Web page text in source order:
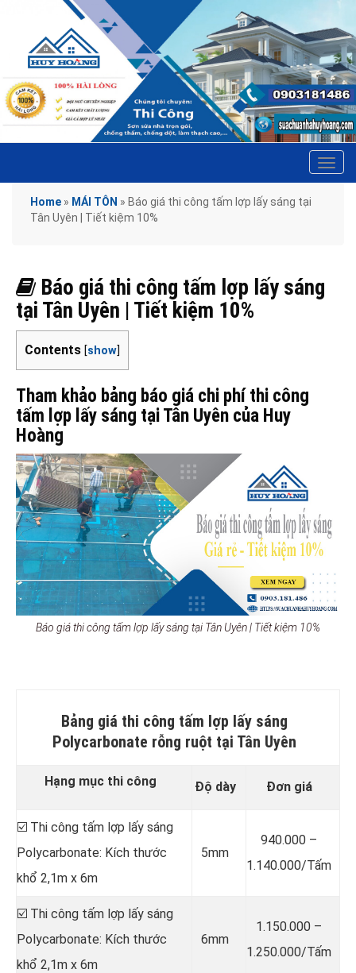
Home » MÁI TÔN » Báo giá thi công tấm lợp lấy sáng tại
Tân Uyên | Tiết kiệm 10%
Báo giá thi công tấm lợp lấy sáng
tại Tân Uyên | Tiết kiệm 10%
Contents [show]
Tham khảo bảng báo giá chi phí thi công
tấm lợp lấy sáng tại Tân Uyên của Huy
Hoàng
Báo giá thi công tấm lợp lấy sáng tại Tân Uyên | Tiết kiệm 10%
Bảng giá thi công tấm lợp lấy sáng
Polycarbonate rỗng ruột tại Tân Uyên
Hạng mục thi công Độ dày Đơn giá
☑️ Thi công tấm lợp lấy sáng
Polycarbonate: Kích thước
khổ 2,1m x 6m
5mm
940.000 –
1.140.000/Tấm
☑️ Thi công tấm lợp lấy sáng
Polycarbonate: Kích thước
khổ 2,1m x 6m
6mm
1.150.000 –
1.250.000/Tấm